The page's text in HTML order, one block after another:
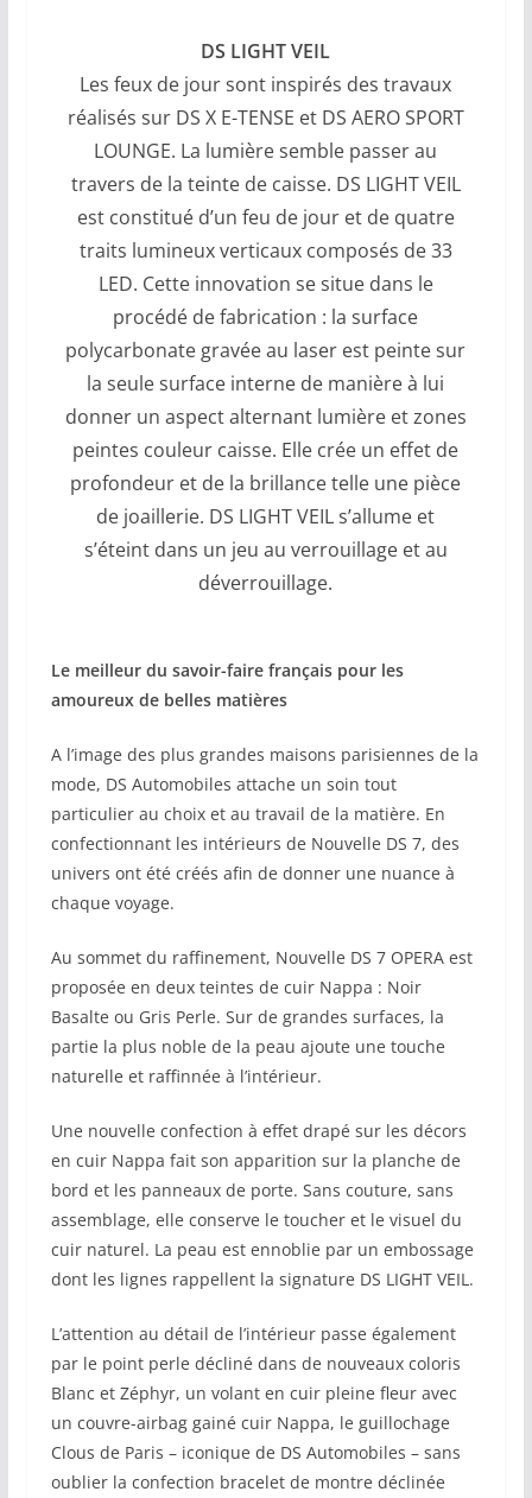
DS LIGHT VEIL
Les feux de jour sont inspirés des travaux
réalisés sur DS X E-TENSE et DS AERO SPORT
LOUNGE. La lumière semble passer au
travers de la teinte de caisse. DS LIGHT VEIL
est constitué d’un feu de jour et de quatre
traits lumineux verticaux composés de 33
LED. Cette innovation se situe dans le
procédé de fabrication : la surface
polycarbonate gravée au laser est peinte sur
la seule surface interne de manière à lui
donner un aspect alternant lumière et zones
peintes couleur caisse. Elle crée un effet de
profondeur et de la brillance telle une pièce
de joaillerie. DS LIGHT VEIL s’allume et
s’éteint dans un jeu au verrouillage et au
déverrouillage.
Le meilleur du savoir-faire français pour les
amoureux de belles matières
A l’image des plus grandes maisons parisiennes de la
mode, DS Automobiles attache un soin tout
particulier au choix et au travail de la matière. En
confectionnant les intérieurs de Nouvelle DS 7, des
univers ont été créés afin de donner une nuance à
chaque voyage.
Au sommet du raffinement, Nouvelle DS 7 OPERA est
proposée en deux teintes de cuir Nappa : Noir
Basalte ou Gris Perle. Sur de grandes surfaces, la
partie la plus noble de la peau ajoute une touche
naturelle et raffinnée à l’intérieur.
Une nouvelle confection à effet drapé sur les décors
en cuir Nappa fait son apparition sur la planche de
bord et les panneaux de porte. Sans couture, sans
assemblage, elle conserve le toucher et le visuel du
cuir naturel. La peau est ennoblie par un embossage
dont les lignes rappellent la signature DS LIGHT VEIL.
L’attention au détail de l’intérieur passe également
par le point perle décliné dans de nouveaux coloris
Blanc et Zéphyr, un volant en cuir pleine fleur avec
un couvre-airbag gainé cuir Nappa, le guillochage
Clous de Paris – iconique de DS Automobiles – sans
oublier la confection bracelet de montre déclinée